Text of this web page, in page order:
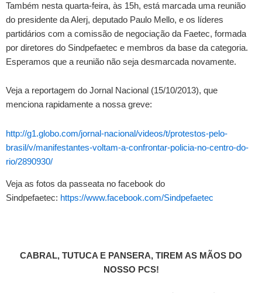
Também nesta quarta-feira, às 15h, está marcada uma reunião
do presidente da Alerj, deputado Paulo Mello, e os líderes
partidários com a comissão de negociação da Faetec, formada
por diretores do Sindpefaetec e membros da base da categoria.
Esperamos que a reunião não seja desmarcada novamente.
Veja a reportagem do Jornal Nacional (15/10/2013), que
menciona rapidamente a nossa greve:
http://g1.globo.com/jornal-nacional/videos/t/protestos-pelo-
brasil/v/manifestantes-voltam-a-confrontar-policia-no-centro-do-
rio/2890930/
Veja as fotos da passeata no facebook do
Sindpefaetec: https://www.facebook.com/Sindpefaetec
CABRAL, TUTUCA E PANSERA, TIREM AS MÃOS DO
NOSSO PCS!